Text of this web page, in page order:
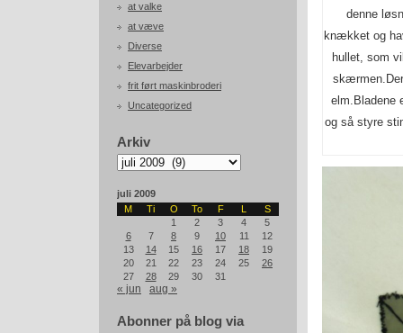
at valke
at væve
Diverse
Elevarbejder
frit ført maskinbroderi
Uncategorized
Arkiv
Arkiv
juli 2009
M
Ti O To F L
S
1
2 3 4
5
6
7 8 9 10 11
12
13
14 15 16 17 18
19
20
21 22 23 24 25
26
27
28 29 30 31
« jun aug »
Abonner på blog via
denne
knækket og
hullet, som
elm.Bladene
og så styre